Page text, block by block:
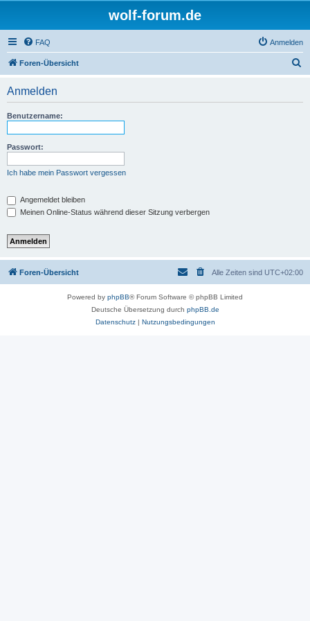
wolf-forum.de
FAQ Anmelden
Foren-Übersicht
Anmelden
Benutzername:
Passwort:
Ich habe mein Passwort vergessen
Angemeldet bleiben
Meinen Online-Status während dieser Sitzung verbergen
Foren-Übersicht Alle Zeiten sind UTC+02:00
Powered by phpBB® Forum Software © phpBB Limited
Deutsche Übersetzung durch phpBB.de
Datenschutz| Nutzungsbedingungen